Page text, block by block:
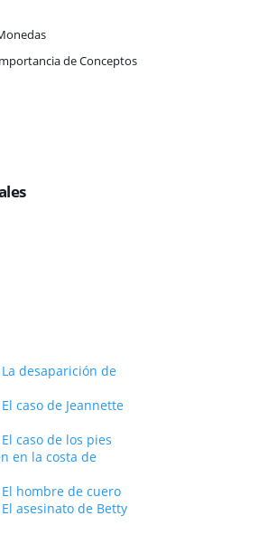
de Conceptos
desaparición de
caso de Jeannette
caso de los pies
en la costa de
hombre de cuero
asesinato de Betty